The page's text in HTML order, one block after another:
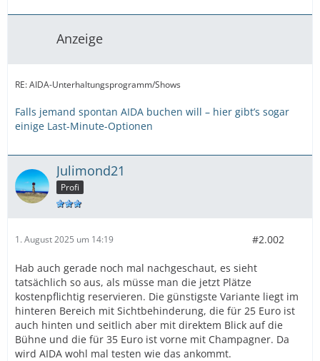
Anzeige
RE: AIDA-Unterhaltungsprogramm/Shows
Falls jemand spontan AIDA buchen will – hier gibt’s sogar
einige Last-Minute-Optionen
Julimond21
Profi
1. August 2025 um 14:19 #2.002
Hab auch gerade noch mal nachgeschaut, es sieht
tatsächlich so aus, als müsse man die jetzt Plätze
kostenpflichtig reservieren. Die günstigste Variante liegt im
hinteren Bereich mit Sichtbehinderung, die für 25 Euro ist
auch hinten und seitlich aber mit direktem Blick auf die
Bühne und die für 35 Euro ist vorne mit Champagner. Da
wird AIDA wohl mal testen wie das ankommt.